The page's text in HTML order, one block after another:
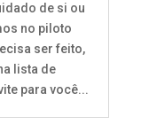
de si ou
no piloto
ser feito,
lista de
para você...